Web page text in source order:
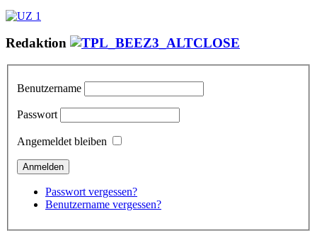
Redaktion
Benutzername
Passwort
Angemeldet bleiben
Passwort vergessen?
Benutzername vergessen?